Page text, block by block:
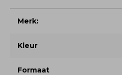
Merk:
Kleur
Formaat